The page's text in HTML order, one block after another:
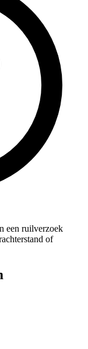
een ruilverzoek
of